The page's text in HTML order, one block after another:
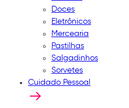
Doces
Eletrônicos
Mercearia
Pastilhas
Salgadinhos
Sorvetes
Cuidado Pessoal